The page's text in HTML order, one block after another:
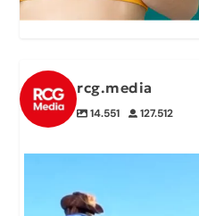
rcg.media
14.551 127.512
😡🐾Excursionistas